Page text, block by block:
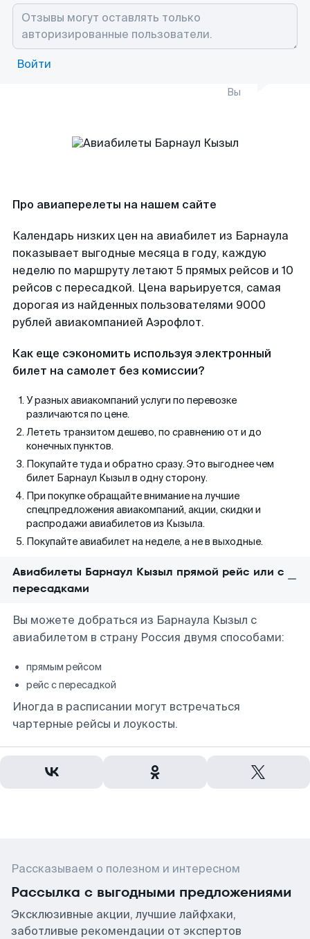
Войти
Вы
Про авиаперелеты на нашем сайте
Календарь низких цен на авиабилет из Барнаула
показывает выгодные месяца в году, каждую
неделю по маршруту летают 5 прямых рейсов и 10
рейсов с пересадкой. Цена варьируется, самая
дорогая из найденных пользователями 9000
рублей авиакомпанией Аэрофлот.
Как еще сэкономить используя электронный
билет на самолет без комиссии?
У разных авиакомпаний услуги по перевозке
различаются по цене.
Лететь транзитом дешево, по сравнению от и до
конечных пунктов.
Покупайте туда и обратно сразу. Это выгоднее чем
билет Барнаул Кызыл в одну сторону.
При покупке обращайте внимание на лучшие
спецпредложения авиакомпаний, акции, скидки и
распродажи авиабилетов из Кызыла.
Покупайте авиабилет на неделе, а не в выходные.
Авиабилеты Барнаул Кызыл прямой рейс или с
пересадками
Вы можете добраться из Барнаула Кызыл с
авиабилетом в страну Россия двумя способами:
прямым рейсом
рейс с пересадкой
Иногда в расписании могут встречаться
чартерные рейсы и лоукосты.
Рассказываем о полезном и интересном
Рассылка с выгодными предложениями
Эксклюзивные акции, лучшие лайфхаки,
заботливые рекомендации от экспертов